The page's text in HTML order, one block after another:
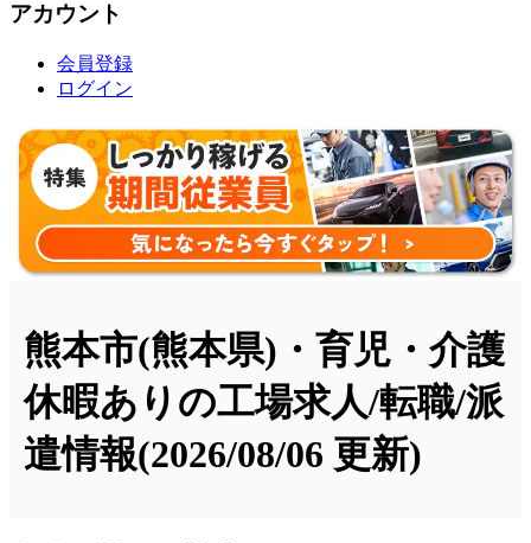
アカウント
会員登録
ログイン
熊本市(熊本県)・育児・介護
休暇ありの工場求人/転職/派
遣情報(2026/08/06 更新)